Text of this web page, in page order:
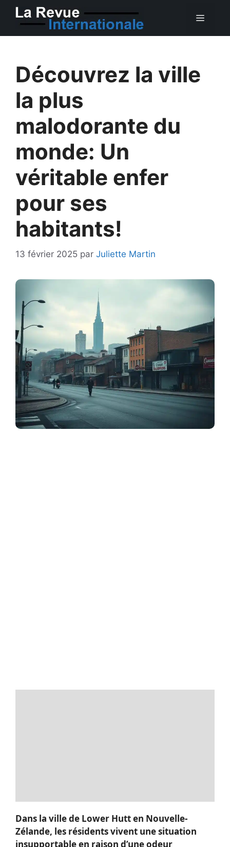
Aller
Découvrez la ville
la plus
malodorante du
monde: Un
véritable enfer
pour ses
habitants!
13 février 2025 par Juliette Martin
Dans la ville de Lower Hutt en Nouvelle-
Zélande, les résidents vivent une situation
insupportable en raison d’une odeur